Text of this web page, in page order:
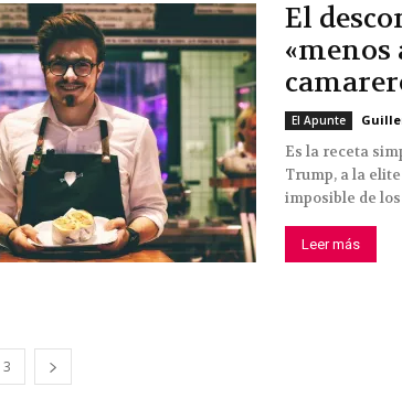
El
«menos
El Apunte
Es la receta
Trump, a la
imposible de
Leer más
3